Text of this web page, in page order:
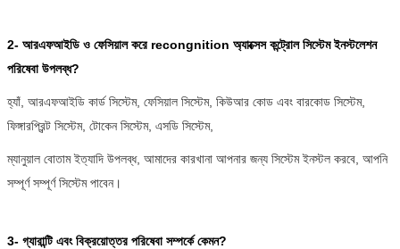
2- আরএফআইডি ও ফেসিয়াল করে recongnition অ্যাক্সেস কন্ট্রোল সিস্টেম ইনস্টলেশন
পরিষেবা উপলব্ধ?
হ্যাঁ, আরএফআইডি কার্ড সিস্টেম, ফেসিয়াল সিস্টেম, কিউআর কোড এবং বারকোড সিস্টেম,
ফিঙ্গারপ্রিন্ট সিস্টেম, টোকেন সিস্টেম, এসডি সিস্টেম,
ম্যানুয়াল বোতাম ইত্যাদি উপলব্ধ, আমাদের কারখানা আপনার জন্য সিস্টেম ইনস্টল করবে, আপনি
সম্পূর্ণ সম্পূর্ণ সিস্টেম পাবেন।
3- গ্যারান্টি এবং বিক্রয়োত্তর পরিষেবা সম্পর্কে কেমন?